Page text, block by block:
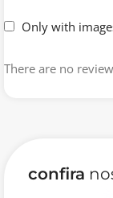
Only with
There are no
confira